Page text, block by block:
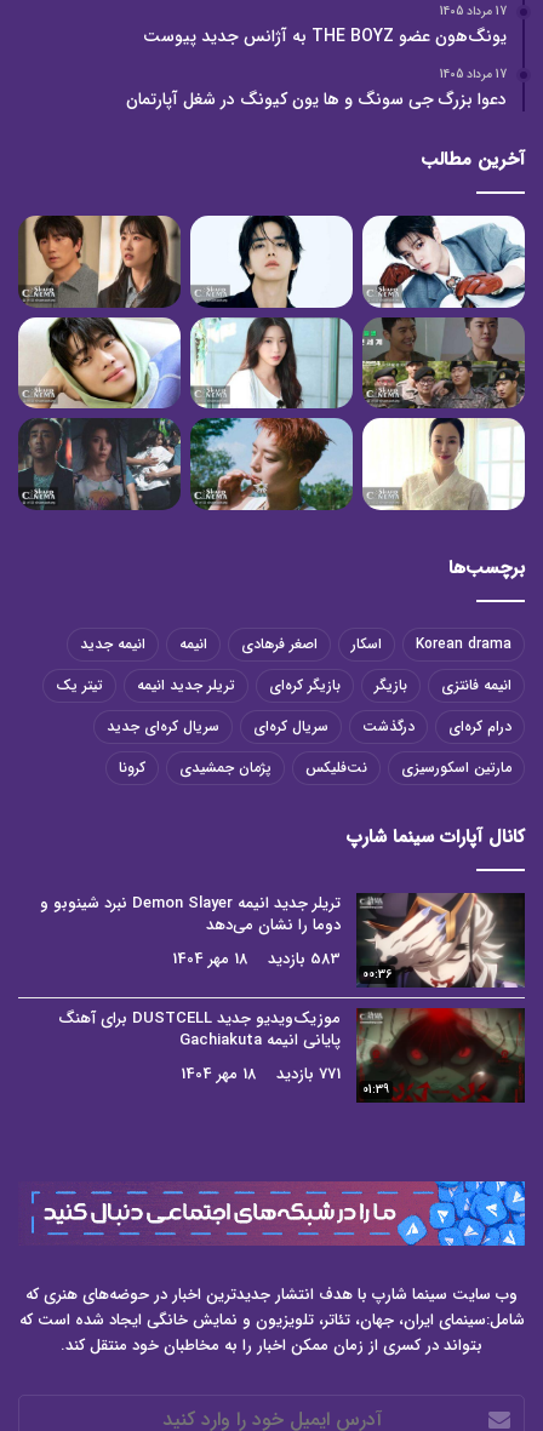
17 مرداد 1405
یونگ‌هون عضو THE BOYZ به آژانس جدید پیوست
17 مرداد 1405
دعوا بزرگ جی سونگ و ها یون کیونگ در شغل آپارتمان
آخرین مطالب
برچسب‌ها
Korean drama اسکار اصغر فرهادی انیمه
انیمه جدید
انیمه فانتزی
بازیگر بازیگر کره‌ای تریلر جدید انیمه
تیتر یک
درام کره‌ای
درگذشت سریال کره‌ای
سریال کره‌ای جدید
مارتین اسکورسیزی
نت‌فلیکس پژمان جمشیدی کرونا
کانال آپارات سینما شارپ
00:36
تریلر جدید انیمه Demon Slayer نبرد شینوبو و
دوما را نشان می‌دهد
583 بازدید
18 مهر 1404
01:39
موزیک‌ویدیو جدید DUSTCELL برای آهنگ
پایانی انیمه Gachiakuta
771 بازدید
18 مهر 1404
وب سایت سینما شارپ با هدف انتشار جدیدترین اخبار در حوضه‌های هنری که
شامل:سینمای ایران، جهان، تئاتر، تلویزیون و نمایش خانگی ایجاد شده است که
بتواند در کسری از زمان ممکن اخبار را به مخاطبان خود منتقل کند.
آدرس